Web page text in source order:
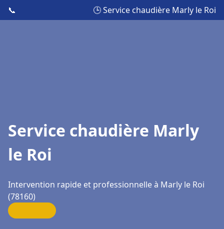
📞 🕒 Service chaudière Marly le Roi
Service chaudière Marly
le Roi
Intervention rapide et professionnelle à Marly le Roi
(78160)